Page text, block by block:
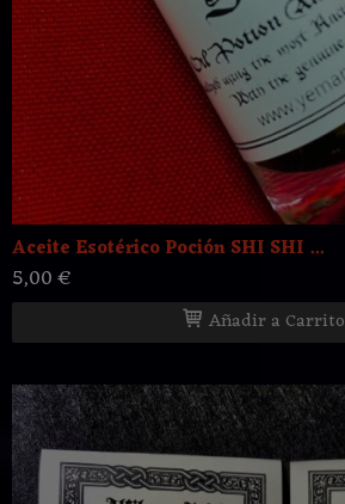
Aceite Esotérico Poción SHI SHI ...
5,00 €
Añadir a Carrito